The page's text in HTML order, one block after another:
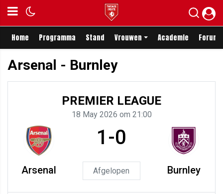
Home Programma Stand Vrouwen Academie Forum
Arsenal - Burnley
PREMIER LEAGUE
18 May 2026 om 21:00
Arsenal
1-0
Afgelopen Burnley